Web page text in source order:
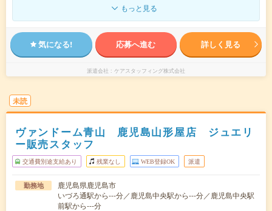
もっと見る
気になる! 応募へ進む 詳しく見る
派遣会社 ケアスタッフィング株式会社
未読
ヴァンドーム青山 鹿児島山形屋店 ジュエリ
ー販売スタッフ
交通費別途支給あり 残業なし WEB登録OK 派遣
勤務地
鹿児島県鹿児島市
いづろ通駅から---分／鹿児島中央駅から---分／鹿児島中央駅
前駅から---分